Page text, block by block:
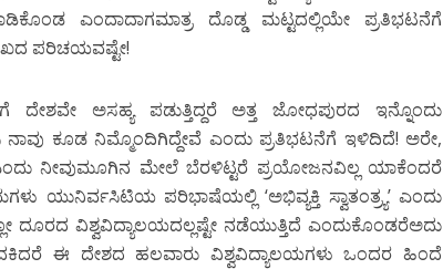
ಎಂದಾದಾಗಮಾತ್ರ ದೊಡ್ಡ ಮಟ್ಟದಲ್ಲಿಯೇ ಪ್ರತಿಭಟನೆಗೆ
ಪರಿಚಯವಷ್ಟೇ!
ದೇಶವೇ ಅಸಹ್ಯ ಪಡುತ್ತಿದ್ದರೆ ಅತ್ತ ಜೋಧಪುರದ ಇನ್ನೊಂದು
ಕೂಡ ನಿಮ್ಮೊಂದಿಗಿದ್ದೇವೆ ಎಂದು ಪ್ರತಿಭಟನೆಗೆ ಇಳಿದಿದೆ! ಅರೇ,
ನೀವುಮೂಗಿನ ಮೇಲೆ ಬೆರಳಿಟ್ಟರೆ ಪ್ರಯೋಜನವಿಲ್ಲ ಯಾಕೆಂದರೆ
ಯುನಿರ್ವಸಿಟಿಯ ಪರಿಭಾಷೆಯಲ್ಲಿ ‘ಅಭಿವ್ಯಕ್ತಿ ಸ್ವಾತಂತ್ರ್ಯ’ ಎಂದು
ದೂರದ ವಿಶ್ವವಿದ್ಯಾಲಯದಲ್ಲಷ್ಟೇ ನಡೆಯುತ್ತಿದೆ ಎಂದುಕೊಂಡರೆಅದು
ಈ ದೇಶದ ಹಲವಾರು ವಿಶ್ವವಿದ್ಯಾಲಯಗಳು ಒಂದರ ಹಿಂದೆ